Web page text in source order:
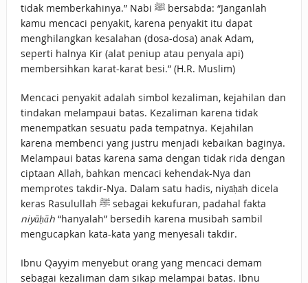
tidak memberkahinya.” Nabi ﷺ bersabda: “Janganlah
kamu mencaci penyakit, karena penyakit itu dapat
menghilangkan kesalahan (dosa-dosa) anak Adam,
seperti halnya Kir (alat peniup atau penyala api)
membersihkan karat-karat besi.” (H.R. Muslim)
Mencaci penyakit adalah simbol kezaliman, kejahilan dan
tindakan melampaui batas. Kezaliman karena tidak
menempatkan sesuatu pada tempatnya. Kejahilan
karena membenci yang justru menjadi kebaikan baginya.
Melampaui batas karena sama dengan tidak rida dengan
ciptaan Allah, bahkan mencaci kehendak-Nya dan
memprotes takdir-Nya. Dalam satu hadis, niyāḥāh dicela
keras Rasulullah ﷺ sebagai kekufuran, padahal fakta
niyāḥāh“hanyalah” bersedih karena musibah sambil
mengucapkan kata-kata yang menyesali takdir.
Ibnu Qayyim menyebut orang yang mencaci demam
sebagai kezaliman dam sikap melampai batas. Ibnu